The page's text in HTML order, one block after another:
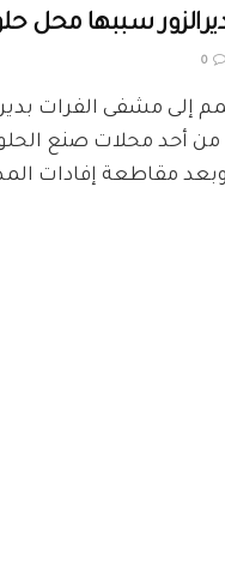
سببها محل
0
تسمم إلى مشفى الفرات
من أحد محلات صنع
وبعد مقاطعة إفادات